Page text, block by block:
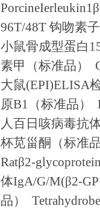
PorcineIerleukin1β
96T/48T 钩吻素
小鼠骨成型蛋白
素甲（标准品）
大鼠(EPI)ELISA
原B1 （标准品）
人百日咳病毒抗
杯苋甾酮（标准
Ratβ2-
体IgA/G/M(β2-
品）